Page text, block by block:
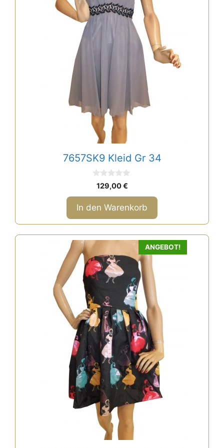
7657SK9 Kleid Gr 34
o
n
5
129,00€
In den Warenkorb
ANGEBOT!